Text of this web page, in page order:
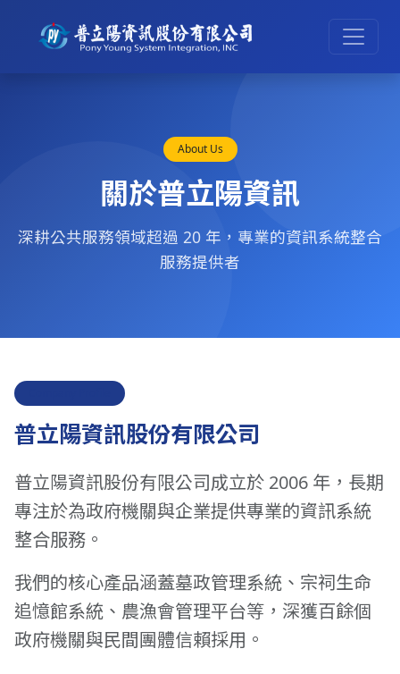
About Us
關於普立陽資訊
深耕公共服務領域超過 20 年，專業的資訊系統整合
服務提供者
普立陽資訊股份有限公司
普立陽資訊股份有限公司成立於 2006 年，長期
專注於為政府機關與企業提供專業的資訊系統
整合服務。
我們的核心產品涵蓋墓政管理系統、宗祠生命
追憶館系統、農漁會管理平台等，深獲百餘個
政府機關與民間團體信賴採用。